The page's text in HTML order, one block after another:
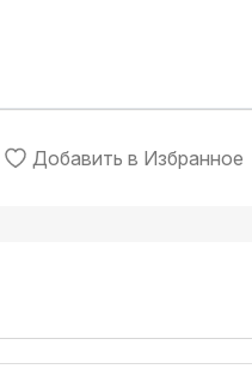
Добавить в Избранное